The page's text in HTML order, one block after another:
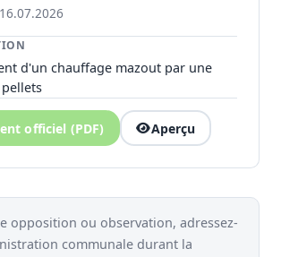
d'un chauffage mazout par une
officiel (PDF) Aperçu
opposition ou observation, adressez-
communale durant la